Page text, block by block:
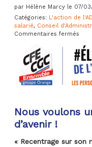
par Hélène Marcy le 07/
Catégories: L'action de
salarié, Conseil
Commentaires fermés
de
les
du
Nous voulons
d’avenir !
« Recentrage sur son